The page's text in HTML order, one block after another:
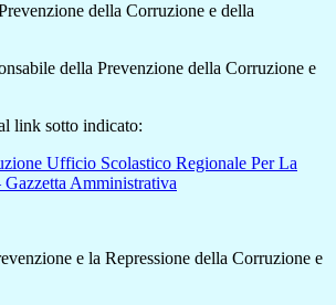
della Corruzione e della
della Prevenzione della Corruzione e
link sotto indicato:
Ufficio Scolastico Regionale Per La
Amministrativa
e la Repressione della Corruzione e